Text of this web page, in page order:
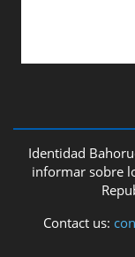
Identidad
informar sobre
Contact us: